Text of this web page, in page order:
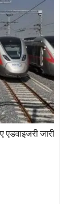
एडवाइजरी जारी